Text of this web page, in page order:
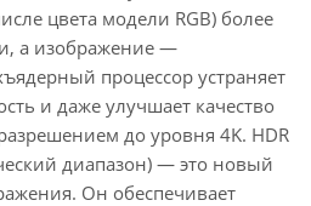
цвета модели RGB) более
а изображение —
процессор устраняет
и даже улучшает качество
до уровня 4K. HDR
диапазон) — это новый
Он обеспечивает